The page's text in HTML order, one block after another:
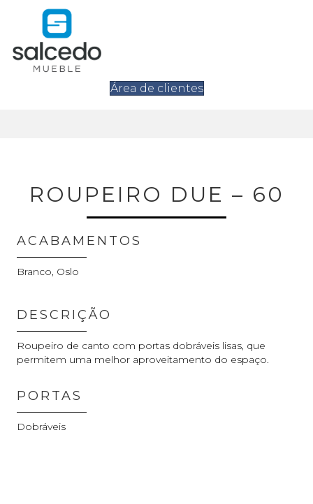
Área de clientes
ROUPEIRO DUE – 60
ACABAMENTOS
Branco, Oslo
DESCRIÇÃO
Roupeiro de canto com portas dobráveis lisas, que
permitem uma melhor aproveitamento do espaço.
PORTAS
Dobráveis